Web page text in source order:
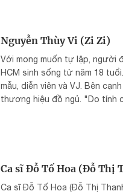
Nguyễn Thùy Vi (Zi Zi)
Với mong muốn tự lập, người
HCM sinh sống từ năm 18
mẫu, diễn viên và VJ. Bên
thương hiệu đồ ngủ. "Do tính
Ca sĩ Đỗ Tố Hoa (Đỗ Thị
Ca sĩ Đỗ Tố Hoa (Đỗ Thị